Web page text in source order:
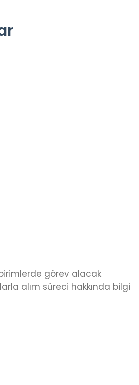
birimlerde görev alacak
alım süreci hakkında bilgi